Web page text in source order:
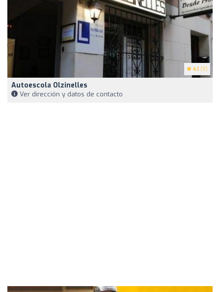
4.1 (9)
Autoescola Olzinelles
Ver dirección y datos de contacto